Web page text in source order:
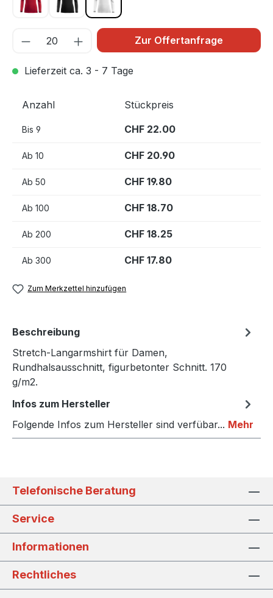
Rot 35 Schwarz 99Weiss 00
Zur Offertanfrage
Lieferzeit ca. 3 - 7 Tage
Anzahl Stückpreis
Bis 9 CHF 22.00
Ab 10 CHF 20.90
Ab 50 CHF 19.80
Ab 100 CHF 18.70
Ab 200 CHF 18.25
Ab 300 CHF 17.80
Zum Merkzettel hinzufügen
Beschreibung
Stretch-Langarmshirt für Damen,
Rundhalsausschnitt, figurbetonter Schnitt. 170
g/m2.
Infos zum Hersteller
Folgende Infos zum Hersteller sind verfübar... Mehr
Telefonische Beratung
Service
Informationen
Rechtliches